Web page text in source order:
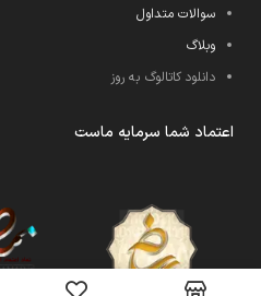
سوالات متداول
وبلاگ
دانلود کاتالوگ به روز
اعتماد شما سرمایه ماست